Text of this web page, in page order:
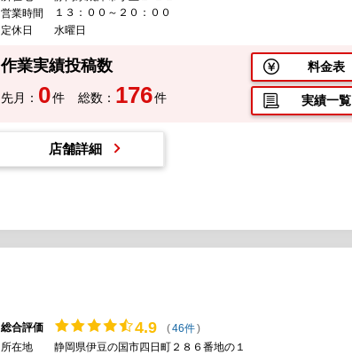
営業時間
１３：００～２０：００
定休日
水曜日
作業実績投稿数
先月： 0件 総数： 176件
料金表
実績一覧
店舗詳細
総合評価 4.9 (46件)
所在地
静岡県伊豆の国市四日町２８６番地の１